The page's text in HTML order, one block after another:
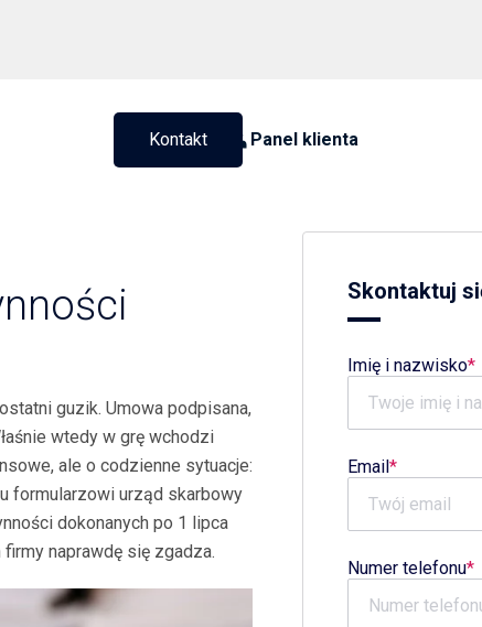
Kontakt Panel klienta
guzik. Umowa podpisana,
wtedy w grę wchodzi
ale o codzienne sytuacje:
formularzowi urząd skarbowy
dokonanych po 1 lipca
naprawdę się zgadza.
Skontaktuj
Imię i nazwisko
Email
Numer telefonu